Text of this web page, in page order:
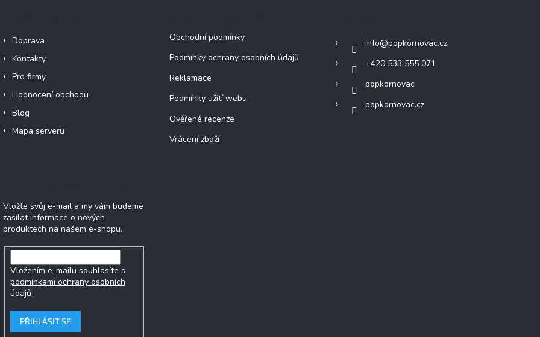
Doprava
Kontakty
Pro firmy
Hodnocení obchodu
Blog
Mapa serveru
Obchodní podmínky
Podmínky ochrany osobních údajů
Reklamace
Podmínky užití webu
Ověřené recenze
Vrácení zboží
info@popkornovac.cz
+420 533 555 071
popkornovac
popkornovac.cz
Vložte svůj e-mail a my vám budeme
zasílat informace o nových
produktech na našem e-shopu.
Vložením e-mailu souhlasíte s
podmínkami ochrany osobních
údajů
PŘIHLÁSIT SE